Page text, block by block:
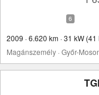
2009 · 6.620 km · 31 kW (41
Magánszemély · Győr-